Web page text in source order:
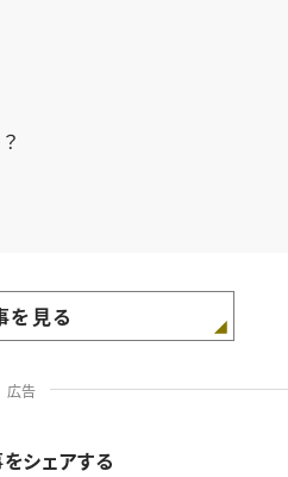
を見る
広告
シェアする